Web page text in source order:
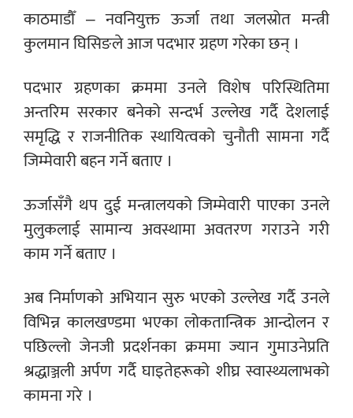
काठमाडौँ – नवनियुक्त ऊर्जा तथा जलस्रोत मन्त्री
कुलमान घिसिङले आज पदभार ग्रहण गरेका छन् ।
पदभार ग्रहणका क्रममा उनले विशेष परिस्थितिमा
अन्तरिम सरकार बनेको सन्दर्भ उल्लेख गर्दै देशलाई
समृद्धि र राजनीतिक स्थायित्वको चुनौती सामना गर्दै
जिम्मेवारी बहन गर्ने बताए ।
ऊर्जासँगै थप दुई मन्त्रालयको जिम्मेवारी पाएका उनले
मुलुकलाई सामान्य अवस्थामा अवतरण गराउने गरी
काम गर्ने बताए ।
अब निर्माणको अभियान सुरु भएको उल्लेख गर्दै उनले
विभिन्न कालखण्डमा भएका लोकतान्त्रिक आन्दोलन र
पछिल्लो जेनजी प्रदर्शनका क्रममा ज्यान गुमाउनेप्रति
श्रद्धाञ्जली अर्पण गर्दै घाइतेहरूको शीघ्र स्वास्थ्यलाभको
कामना गरे ।